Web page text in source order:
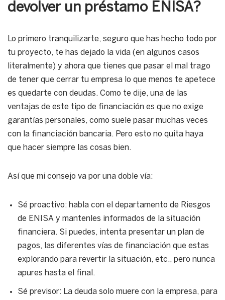
devolver un préstamo ENISA?
Lo primero tranquilizarte, seguro que has hecho todo por
tu proyecto, te has dejado la vida (en algunos casos
literalmente) y ahora que tienes que pasar el mal trago
de tener que cerrar tu empresa lo que menos te apetece
es quedarte con deudas. Como te dije, una de las
ventajas de este tipo de financiación es que no exige
garantías personales, como suele pasar muchas veces
con la financiación bancaria. Pero esto no quita haya
que hacer siempre las cosas bien.
Así que mi consejo va por una doble vía:
Sé proactivo: habla con el departamento de Riesgos
de ENISA y mantenles informados de la situación
financiera. Si puedes, intenta presentar un plan de
pagos, las diferentes vías de financiación que estas
explorando para revertir la situación, etc., pero nunca
apures hasta el final.
Sé previsor: La deuda solo muere con la empresa, para